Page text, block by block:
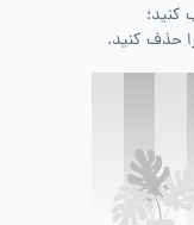
کنید؛
را حذف کنید.